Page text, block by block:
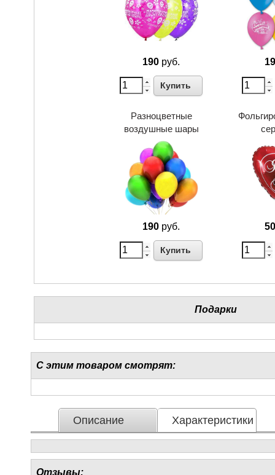
190 руб.
Купить
Разноцветные
воздушные шары
190 руб.
Купить
Подарки
С этим товаром смотрят:
Описание Характеристики
Отзывы: